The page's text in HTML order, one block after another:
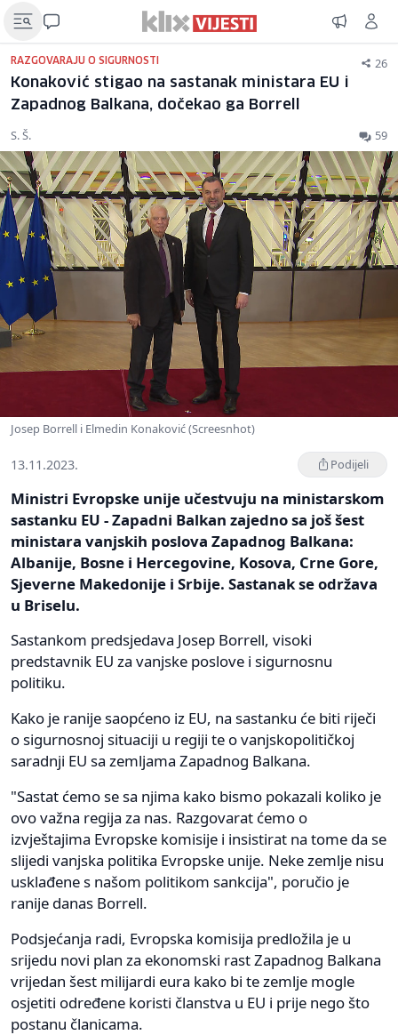
RAZGOVARAJU O SIGURNOSTI 26
Konaković stigao na sastanak ministara EU i
Zapadnog Balkana, dočekao ga Borrell
S. Š. 59
Josep Borrell i Elmedin Konaković (Screesnhot)
13.11.2023. Podijeli
Ministri Evropske unije učestvuju na ministarskom
sastanku EU - Zapadni Balkan zajedno sa još šest
ministara vanjskih poslova Zapadnog Balkana:
Albanije, Bosne i Hercegovine, Kosova, Crne Gore,
Sjeverne Makedonije i Srbije. Sastanak se održava
u Briselu.
Sastankom predsjedava Josep Borrell, visoki
predstavnik EU za vanjske poslove i sigurnosnu
politiku.
Kako je ranije saopćeno iz EU, na sastanku će biti riječi
o sigurnosnoj situaciji u regiji te o vanjskopolitičkoj
saradnji EU sa zemljama Zapadnog Balkana.
"Sastat ćemo se sa njima kako bismo pokazali koliko je
ovo važna regija za nas. Razgovarat ćemo o
izvještajima Evropske komisije i insistirat na tome da se
slijedi vanjska politika Evropske unije. Neke zemlje nisu
usklađene s našom politikom sankcija", poručio je
ranije danas Borrell.
Podsjećanja radi, Evropska komisija predložila je u
srijedu novi plan za ekonomski rast Zapadnog Balkana
vrijedan šest milijardi eura kako bi te zemlje mogle
osjetiti određene koristi članstva u EU i prije nego što
postanu članicama.